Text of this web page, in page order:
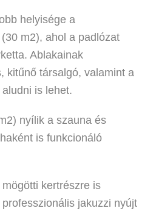
helyisége a
m2), ahol a padlózat
Ablakainak
kitűnő társalgó, valamint a
is lehet.
nyílik a szauna és
is funkcionáló
kertrészre is
jakuzzi nyújt